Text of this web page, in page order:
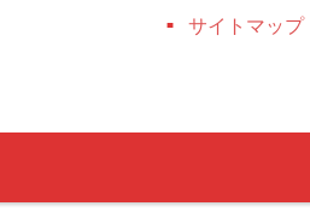
サイトマップ